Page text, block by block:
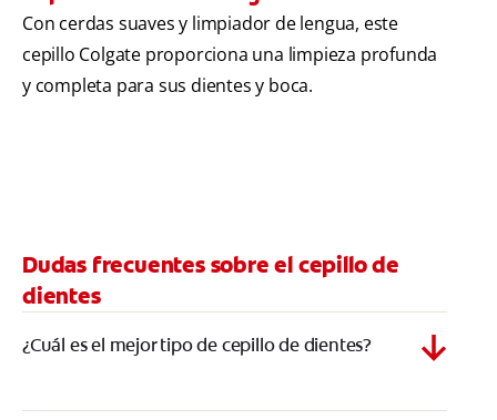
Con cerdas suaves y limpiador de lengua, este
cepillo Colgate proporciona una limpieza profunda
y completa para sus dientes y boca.
Dudas frecuentes sobre el cepillo de
dientes
¿Cuál es el mejor tipo de cepillo de dientes?